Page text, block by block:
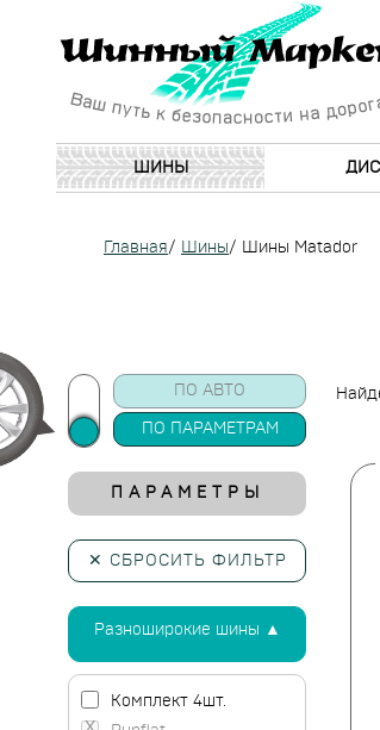
ШИНЫ
Главная/ Шины/ Шины Matador
ПО АВТО
ПО ПАРАМЕТРАМ
ПАРАМЕТРЫ
✕ СБРОСИТЬ ФИЛЬТР
Разноширокие шины ▲
Комплект 4шт.